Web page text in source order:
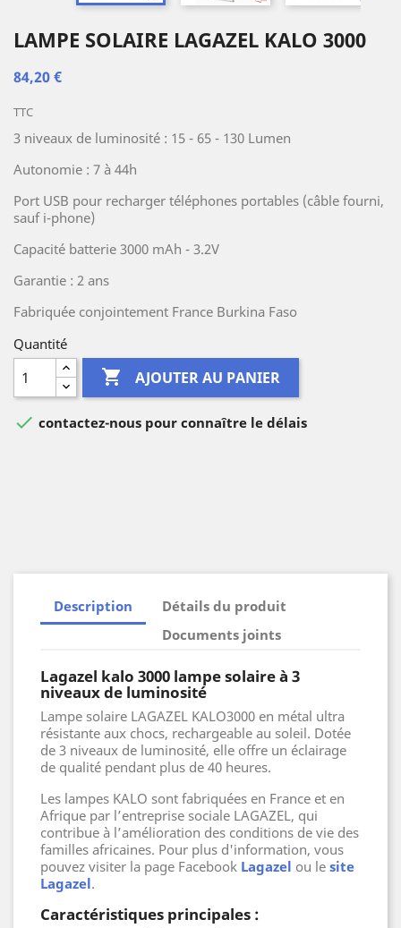
LAMPE SOLAIRE LAGAZEL KALO 3000
84,20 €
TTC
3 niveaux de luminosité : 15 - 65 - 130 Lumen
Autonomie : 7 à 44h
Port USB pour recharger téléphones portables (câble fourni,
sauf i-phone)
Capacité batterie 3000 mAh - 3.2V
Garantie : 2 ans
Fabriquée conjointement France Burkina Faso
Quantité
 AJOUTER AU PANIER
 contactez-nous pour connaître le délais
Description
Détails du produit
Documents joints
Lagazel kalo 3000 lampe solaire à 3
niveaux de luminosité
Lampe solaire LAGAZEL KALO3000 en métal ultra
résistante aux chocs, rechargeable au soleil. Dotée
de 3 niveaux de luminosité, elle offre un éclairage
de qualité pendant plus de 40 heures.
Les lampes KALO sont fabriquées en France et en
Afrique par l’entreprise sociale LAGAZEL, qui
contribue à l’amélioration des conditions de vie des
familles africaines. Pour plus d'information, vous
pouvez visiter la page Facebook Lagazel ou le site
Lagazel.
Caractéristiques principales :